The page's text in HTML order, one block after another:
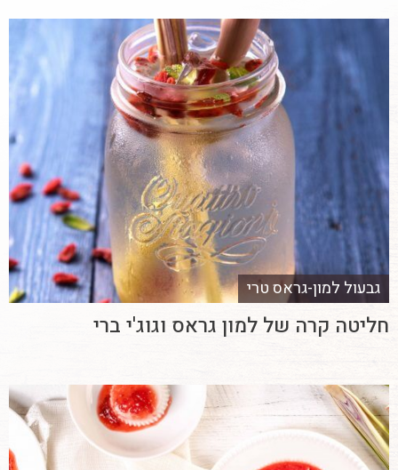
גבעול למון-גראס טרי
חליטה קרה של למון גראס וגוג'י ברי